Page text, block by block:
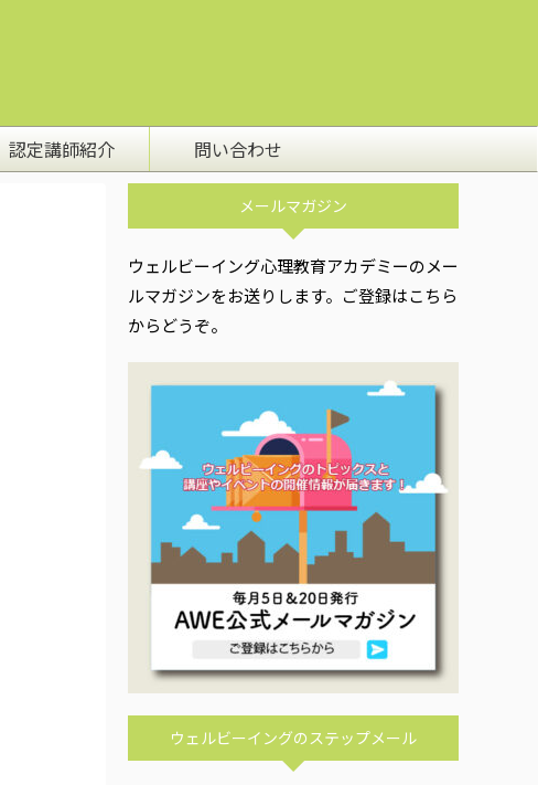
認定講師紹介 問い合わせ
メールマガジン
ウェルビーイング心理教育アカデミーのメー
ルマガジンをお送りします。ご登録はこちら
からどうぞ。
ウェルビーイングのステップメール